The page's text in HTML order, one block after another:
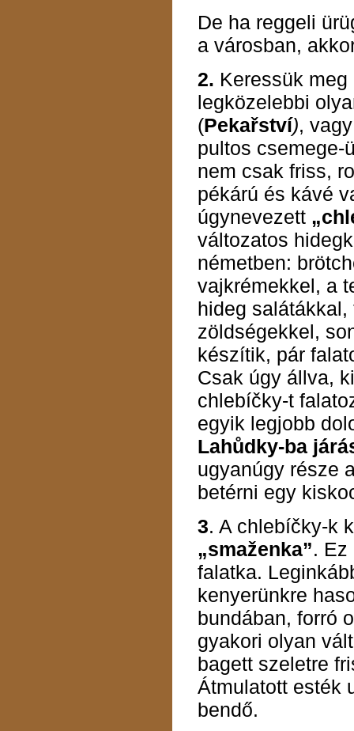
De ha reggeli
a városban,
2. Keressük
legközelebbi
(Pekařství),
pultos csemege-
nem csak friss,
pékárú és kávé
úgynevezett
változatos
németben:
vajkrémekkel, a
hideg
zöldségekkel,
készítik, pár
Csak úgy állva,
chlebíčky-t
egyik legjobb
Lahůdky-ba
ugyanúgy része
betérni egy
3. A chlebíčky-k
„smaženka”. Ez
falatka.
kenyerünkre
bundában, forró
gyakori olyan
bagett szeletre
Átmulatott esték
bendő.